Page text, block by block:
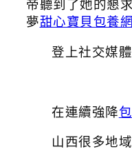
帝聽到了她的懇
夢甜心寶貝包養網
登上社交媒
在連續強降
山西很多地